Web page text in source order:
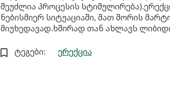
შეუძლია პროცესის
ნებისმიერ სიტუაციაში, მათ შორის
მიუხედავად.ხშირად თან ახლავს
ტეგები: ერექცია